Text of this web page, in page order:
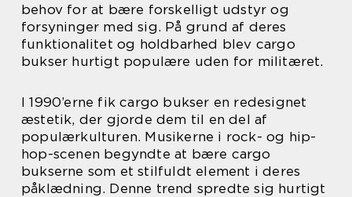
behov for at bære forskelligt udstyr og
forsyninger med sig. På grund af deres
funktionalitet og holdbarhed blev cargo
bukser hurtigt populære uden for militæret.
I 1990’erne fik cargo bukser en redesignet
æstetik, der gjorde dem til en del af
populærkulturen. Musikerne i rock- og hip-
hop-scenen begyndte at bære cargo
bukserne som et stilfuldt element i deres
påklædning. Denne trend spredte sig hurtigt